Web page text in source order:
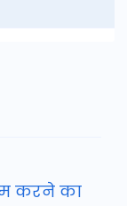
करने का